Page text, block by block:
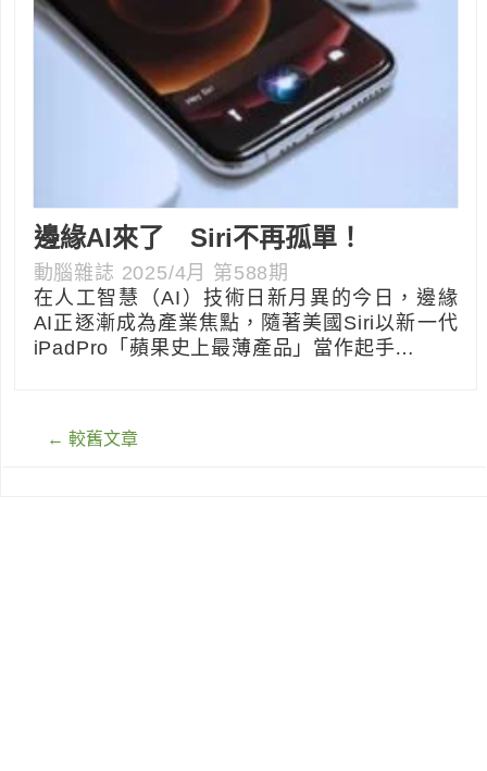
邊緣AI來了 Siri不再孤單！
動腦雜誌 2025/4月 第588期
在人工智慧（AI）技術日新月異的今日，邊緣
AI正逐漸成為產業焦點，隨著美國Siri以新一代
iPadPro「蘋果史上最薄產品」當作起手…
文
← 較舊文章